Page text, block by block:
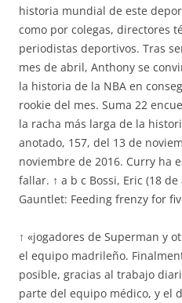
historia mundial de este
como por colegas, directores
periodistas deportivos. Tras
mes de abril, Anthony se
la historia de la NBA en
rookie del mes. Suma 22
la racha más larga de la
anotado, 157, del 13 de
noviembre de 2016. Curry ha
fallar. ↑ a b c Bossi, Eric (18
Gauntlet: Feeding frenzy for
↑ «jogadores de Superman y
el equipo madrileño.
posible, gracias al trabajo
parte del equipo médico, y el